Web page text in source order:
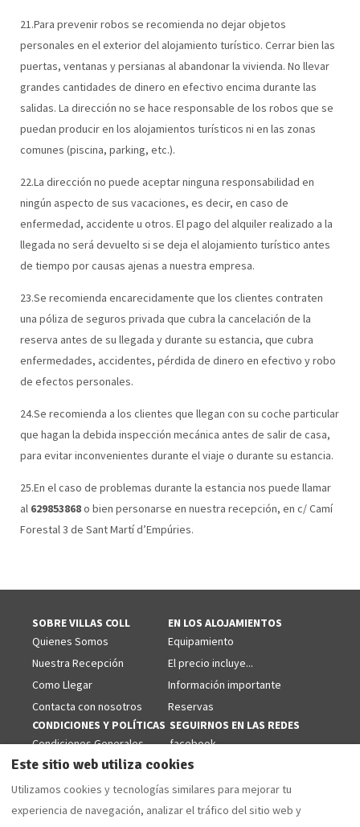
21.Para prevenir robos se recomienda no dejar objetos
personales en el exterior del alojamiento turístico. Cerrar bien las
puertas, ventanas y persianas al abandonar la vivienda. No llevar
grandes cantidades de dinero en efectivo encima durante las
salidas. La dirección no se hace responsable de los robos que se
puedan producir en los alojamientos turísticos ni en las zonas
comunes (piscina, parking, etc.).
22.La dirección no puede aceptar ninguna responsabilidad en
ningún aspecto de sus vacaciones, es decir, en caso de
enfermedad, accidente u otros. El pago del alquiler realizado a la
llegada no será devuelto si se deja el alojamiento turístico antes
de tiempo por causas ajenas a nuestra empresa.
23.Se recomienda encarecidamente que los clientes contraten
una póliza de seguros privada que cubra la cancelación de la
reserva antes de su llegada y durante su estancia, que cubra
enfermedades, accidentes, pérdida de dinero en efectivo y robo
de efectos personales.
24.Se recomienda a los clientes que llegan con su coche particular
que hagan la debida inspección mecánica antes de salir de casa,
para evitar inconvenientes durante el viaje o durante su estancia.
25.En el caso de problemas durante la estancia nos puede llamar
al 629853868o bien personarse en nuestra recepción, en c/ Camí
Forestal 3 de Sant Martí d’Empúries.
SOBRE VILLAS COLL
Quienes Somos
Nuestra Recepción
Como Llegar
Contacta con nosotros
EN LOS ALOJAMIENTOS
Equipamiento
El precio incluye...
Información importante
Reservas
CONDICIONES Y POLÍTICAS
Condiciones Generales
Politicas de Cookies
Aviso Legal
Politica de Privacidad
SEGUIRNOS EN LAS REDES
facebook
Este sitio web utiliza cookies
Utilizamos cookies y tecnologías similares para mejorar tu
experiencia de navegación, analizar el tráfico del sitio web y